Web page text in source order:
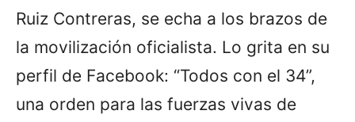
Ruiz Contreras, se echa a los brazos de
la movilización oficialista. Lo grita en su
perfil de Facebook: “Todos con el 34”,
una orden para las fuerzas vivas de